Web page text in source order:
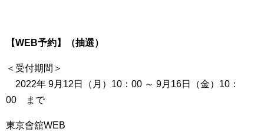
【WEB予約】（抽選）
＜受付期間＞
2022年 9月12日（月）10：00 ～ 9月16日（金）10：
00 まで
東京會舘WEB